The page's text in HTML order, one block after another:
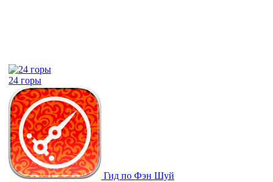
24 горы
Гид по Фэн Шуй